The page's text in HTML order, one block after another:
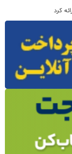
کرد